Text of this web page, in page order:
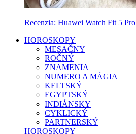
Recenzia: Huawei Watch Fit 5
HOROSKOPY
MESAČNY
ROČNÝ
ZNAMENIA
NUMERO A MÁGIA
KELTSKÝ
EGYPTSKÝ
INDIÁNSKY
CYKLICKÝ
PARTNERSKÝ
HOROSKOPY